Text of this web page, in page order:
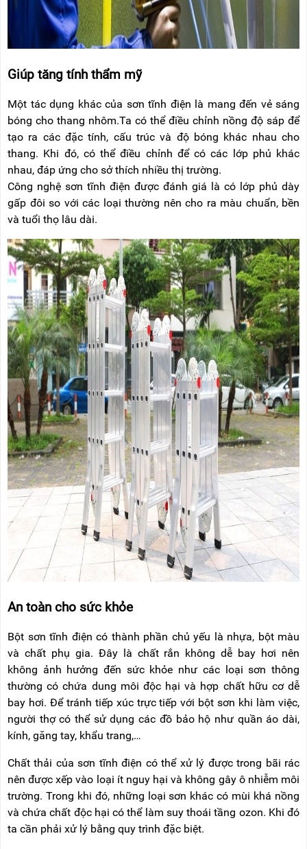
Giúp tăng tính thẩm mỹ
Một tác dụng khác của sơn tĩnh điện là mang đến vẻ sáng
bóng cho thang nhôm.Ta có thể điều chỉnh nồng độ sáp để
tạo ra các đặc tính, cấu trúc và độ bóng khác nhau cho
thang. Khi đó, có thể điều chỉnh để có các lớp phủ khác
nhau, đáp ứng cho sở thích nhiều thị trường.
Công nghệ sơn tĩnh điện được đánh giá là có lớp phủ dày
gấp đôi so với các loại thường nên cho ra màu chuẩn, bền
và tuổi thọ lâu dài.
An toàn cho sức khỏe
Bột sơn tĩnh điện có thành phần chủ yếu là nhựa, bột màu
và chất phụ gia. Đây là chất rắn không dễ bay hơi nên
không ảnh hưởng đến sức khỏe như các loại sơn thông
thường có chứa dung môi độc hại và hợp chất hữu cơ dễ
bay hơi. Để tránh tiếp xúc trực tiếp với bột sơn khi làm việc,
người thợ có thể sử dụng các đồ bảo hộ như quần áo dài,
kính, găng tay, khẩu trang,…
Chất thải của sơn tĩnh điện có thể xử lý được trong bãi rác
nên được xếp vào loại ít nguy hại và không gây ô nhiễm môi
trường. Trong khi đó, những loại sơn khác có mùi khá nồng
và chứa chất độc hại có thể làm suy thoái tầng ozon. Khi đó
ta cần phải xử lý bằng quy trình đặc biệt.